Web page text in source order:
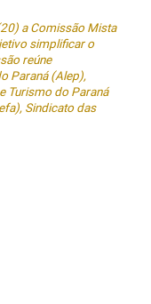
a Comissão Mista
simplificar o
reúne
Paraná (Alep),
Turismo do Paraná
Sindicato das